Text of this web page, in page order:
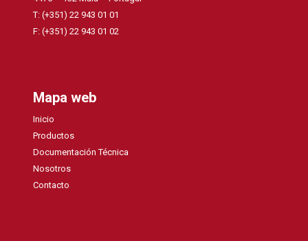
T: (+351) 22 943 01 01
F: (+351) 22 943 01 02
Mapa web
Inicio
Productos
Documentación Técnica
Nosotros
Contacto